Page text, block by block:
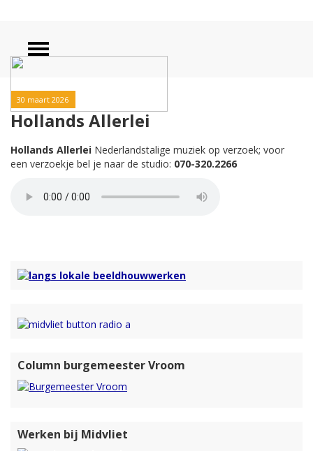
30 maart 2026
Hollands Allerlei
Hollands Allerlei Nederlandstalige muziek op verzoek; voor
een verzoekje bel je naar de studio: 070-320.2266
Column burgemeester Vroom
Werken bij Midvliet